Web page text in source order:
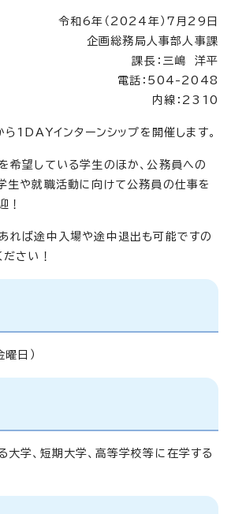
令和6年（2024年）7月29日
企画総務局人事部人事課
課長：三嶋 洋平
電話：504-2048
内線：2310
1DAYインターンシップを開催します。
希望している学生のほか、公務員への
生や就職活動に向けて公務員の仕事を
！
れば途中入場や途中退出も可能ですの
さい！
日）
大学、短期大学、高等学校等に在学する